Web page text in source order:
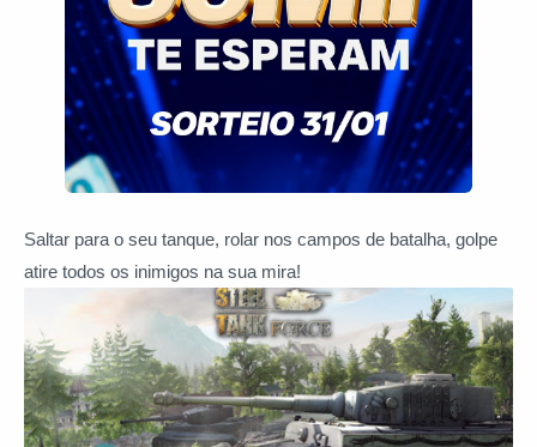
Saltar para o seu tanque, rolar nos campos de batalha, golpe
atire todos os inimigos na sua mira!